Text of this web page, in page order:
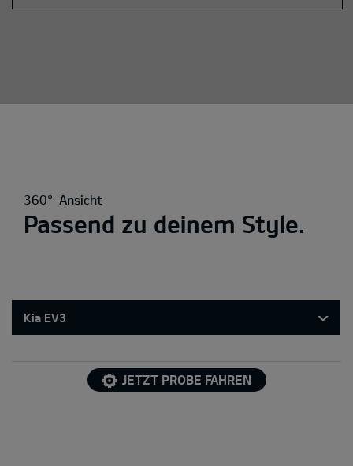
360°-Ansicht
Passend zu deinem Style.
Kia EV3
JETZT PROBE FAHREN